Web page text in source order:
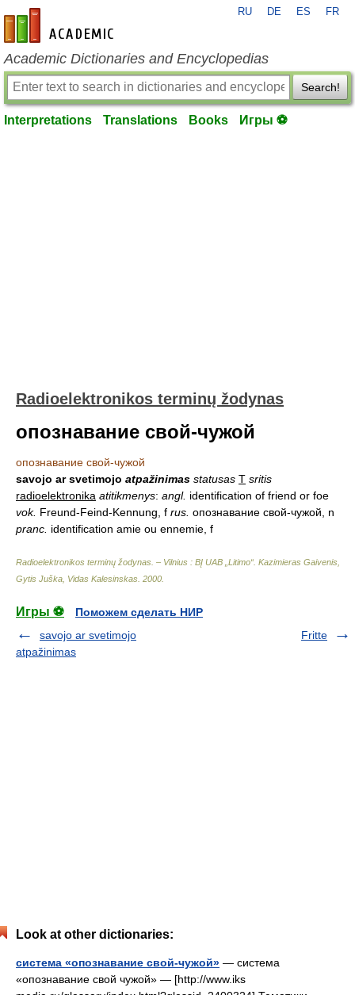
en-academic.com
RU DE ES FR
Academic Dictionaries and Encyclopedias
Search!
Interpretations Translations Books Игры ⚽
Radioelektronikos terminų žodynas
опознавание свой-чужой
опознавание свой-чужой
savojo ar svetimojo atpažinimas statusas T sritis
radioelektronika atitikmenys: angl. identification of friend or foe
vok. Freund-Feind-Kennung, f rus. опознавание свой-чужой, n
pranc. identification amie ou ennemie, f
Radioelektronikos terminų žodynas. – Vilnius : BĮ UAB „Litimo“ Kazimieras Gaivenis,
Gytis Juška, Vidas Kalesinskas 2000
Игры ⚽
Поможем сделать НИР
savojo ar svetimojo
atpažinimas
Fritte
Look at other dictionaries:
система «опознавание свой-чужой» — система
«опознавание свой чужой» — [http://www.iks